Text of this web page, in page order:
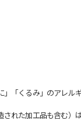
「くるみ」のアレル
れた加工品も含む）